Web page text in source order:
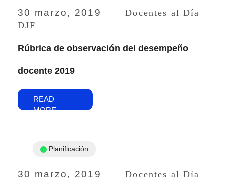
30 marzo, 2019
Docentes al Día
DJF
Rúbrica de observación del desempeño
docente 2019
READ
MORE
30 marzo, 2019
Docentes al Día
Planificación